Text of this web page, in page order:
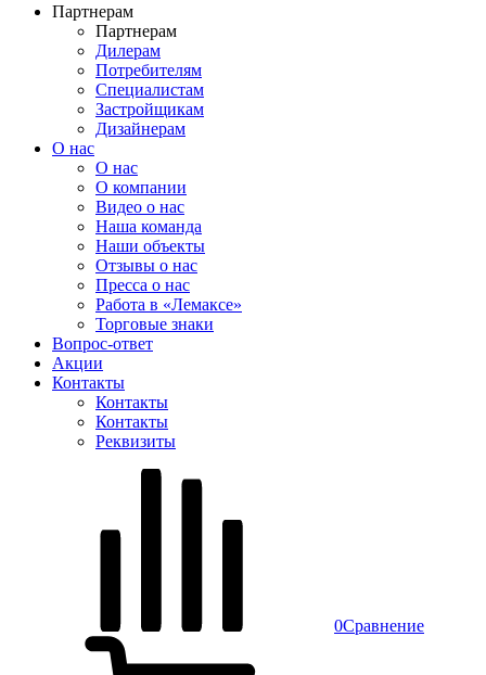
Партнерам
Партнерам
Дилерам
Потребителям
Специалистам
Застройщикам
Дизайнерам
О нас
О нас
О компании
Видео о нас
Наша команда
Наши объекты
Отзывы о нас
Пресса о нас
Работа в «Лемаксе»
Торговые знаки
Вопрос-ответ
Акции
Контакты
Контакты
Контакты
Реквизиты
0Сравнение